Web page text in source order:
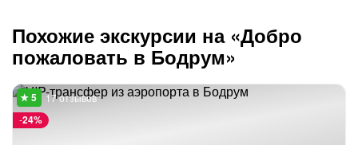
Похожие экскурсии на «Добро
пожаловать в Бодрум»
-24%
17 отзывов